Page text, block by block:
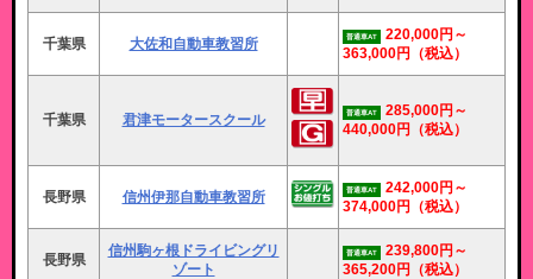
千葉県 大佐和自動車教習所 普通車AT
220,000円～
363,000円
（税込）
千葉県 君津モータースクール 普通車AT
285,000円～
440,000円
（税込）
長野県 信州伊那自動車教習所 普通車AT
242,000円～
374,000円
（税込）
長野県
信州駒ヶ根ドライビングリ
ゾート
普通車AT
239,800円～
365,200円
（税込）